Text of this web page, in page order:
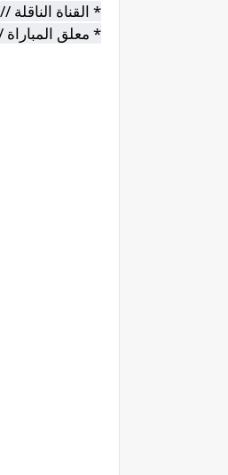
* القناة
* معلق